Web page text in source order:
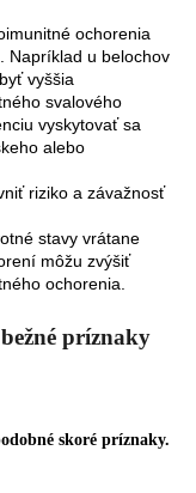
ochorenia
Napríklad u belochov
vyššia
svalového
vyskytovať sa
alebo
riziko a závažnosť
stavy vrátane
môžu zvýšiť
ochorenia.
príznaky
skoré príznaky.